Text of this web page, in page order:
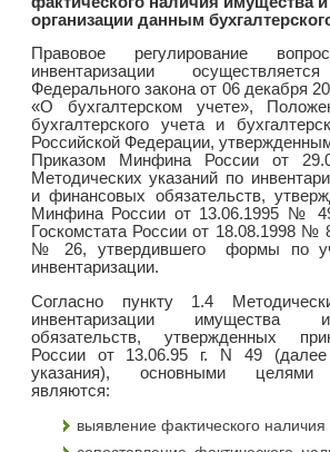
организации данным
Правовое регулирование
инвентаризации
Федерального закона от 06 декабря
«О бухгалтерском учете»,
бухгалтерского учета и
Российской Федерации,
Приказом Минфина России от
Методических указаний по
и финансовых обязательств,
Минфина России от 13.06.1995 №
Госкомстата России от 18.08.1998 №
№ 26, утвердившего формы по
инвентаризации.
Согласно пункту 1.4
инвентаризации имущества
обязательств, утвержденных
России от 13.06.95 г. N 49
указания), основными целями
являются:
выявление фактического